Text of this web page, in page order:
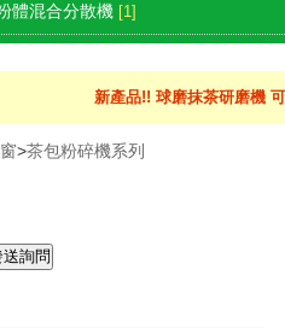
體混合分散機 [1]
新產品!! 球磨抹茶研磨機 可
>茶包粉碎機系列